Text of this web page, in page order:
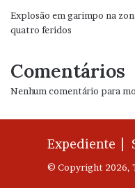
Explosão em garimpo na
quatro feridos
Comentários
Nenhum comentário para
Expediente |
© Copyright 2026,